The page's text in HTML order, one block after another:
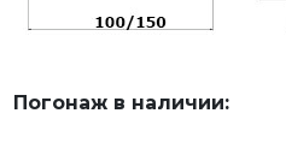
Погонаж в наличии: